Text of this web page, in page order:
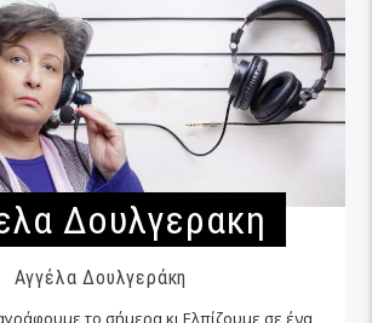
Δουλγερακη
Αγγέλα Δουλγεράκη
το σήμερα κι Ελπίζουμε σε ένα